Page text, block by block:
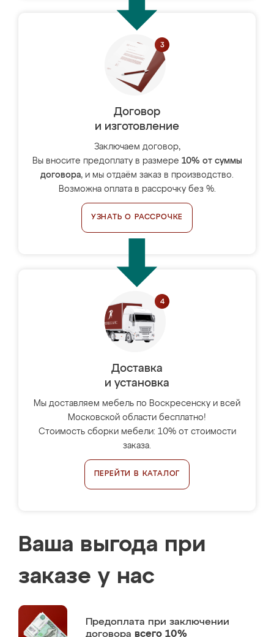
Договор
и изготовление
Заключаем договор,
Вы вносите предоплату в размере 10% от суммы
договора, и мы отдаём заказ в производство.
Возможна оплата в рассрочку без %.
УЗНАТЬ О РАССРОЧКЕ
Доставка
и установка
Мы доставляем мебель по Воскресенску и всей
Московской области бесплатно!
Стоимость сборки мебели: 10% от стоимости
заказа.
ПЕРЕЙТИ В КАТАЛОГ
Ваша выгода при
заказе у нас
Предоплата при заключении
договора всего 10%